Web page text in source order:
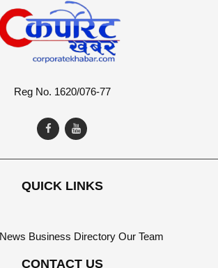
Reg No. 1620/076-77
QUICK LINKS
News Business Directory Our Team
CONTACT US